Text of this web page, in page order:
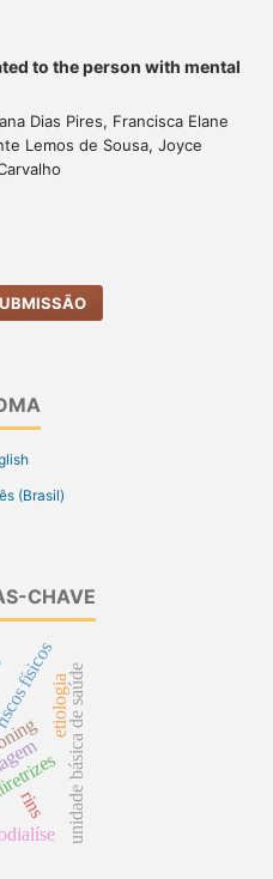
to the person with mental
Dias Pires, Francisca Elane
Lemos de Sousa, Joyce
(Brasil)
CHAVE
físicosunidade básica de saúde
rins
etiologia